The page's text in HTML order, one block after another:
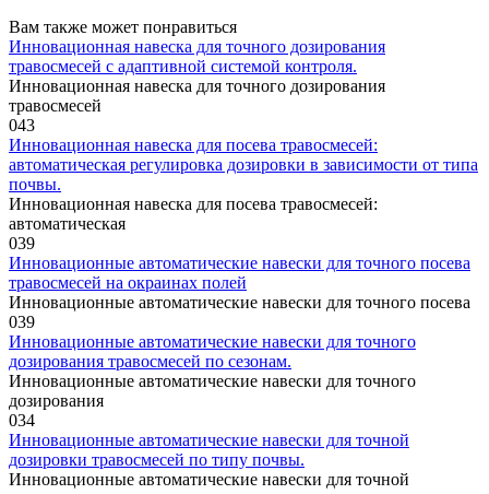
Вам также может понравиться
Инновационная навеска для точного дозирования
травосмесей с адаптивной системой контроля.
Инновационная навеска для точного дозирования
травосмесей
043
Инновационная навеска для посева травосмесей:
автоматическая регулировка дозировки в зависимости от типа
почвы.
Инновационная навеска для посева травосмесей:
автоматическая
039
Инновационные автоматические навески для точного посева
травосмесей на окраинах полей
Инновационные автоматические навески для точного посева
039
Инновационные автоматические навески для точного
дозирования травосмесей по сезонам.
Инновационные автоматические навески для точного
дозирования
034
Инновационные автоматические навески для точной
дозировки травосмесей по типу почвы.
Инновационные автоматические навески для точной